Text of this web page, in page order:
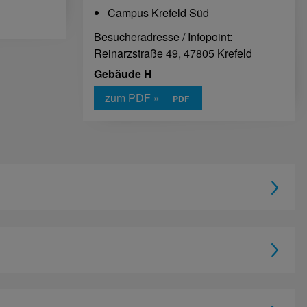
Campus Krefeld Süd
Besucheradresse / Infopoint:
Reinarzstraße 49, 47805 Krefeld
Gebäude H
zum PDF »